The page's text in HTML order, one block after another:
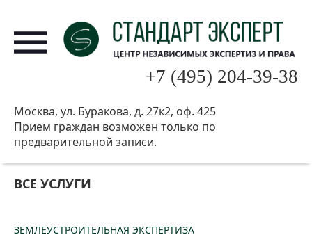
+7 (495) 204-39-38
Москва, ул. Буракова, д. 27к2, оф. 425
Прием граждан возможен только по
предварительной записи.
ВСЕ УСЛУГИ
ЗЕМЛЕУСТРОИТЕЛЬНАЯ ЭКСПЕРТИЗА